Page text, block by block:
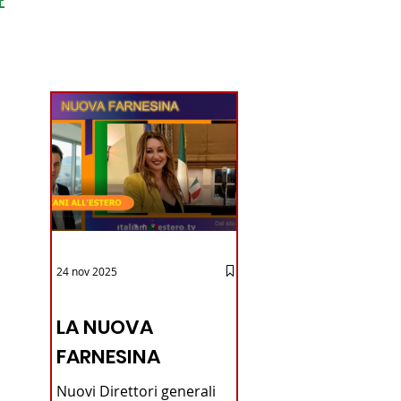
LA NUOVA
FARNESINA
Nuovi Direttori generali
24 nov 2025